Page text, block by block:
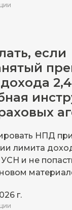
если
НПД при
лимита
и не
г.